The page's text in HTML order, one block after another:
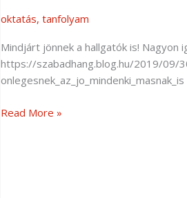
oktatás, tanfolyam
Mindjárt jönnek a hallgatók is! Nagyon
https://szabadhang.blog.hu/2019/09/
onlegesnek_az_jo_mindenki_masnak_is
Read More »